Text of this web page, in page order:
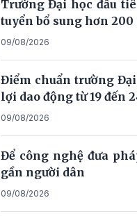
Trường Đại học đầu
tuyển bổ sung hơn
09/08/2026
Điểm chuẩn trường
lợi dao động từ 19 đến
09/08/2026
Để công nghệ đưa
gần người dân
09/08/2026